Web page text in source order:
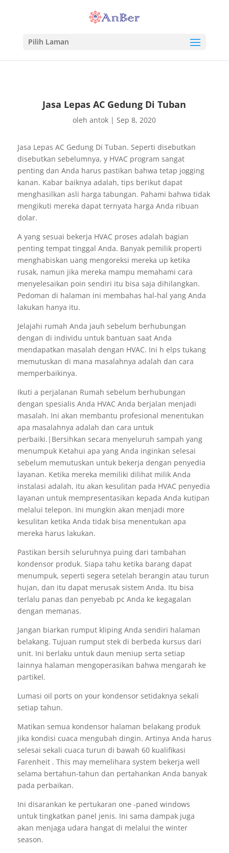
Pilih Laman
Jasa Lepas AC Gedung Di Tuban
olehantok |Sep 8, 2020
Jasa Lepas AC Gedung Di Tuban. Seperti disebutkan
disebutkan sebelumnya, y HVAC program sangat
penting dan Anda harus pastikan bahwa tetap jogging
kanan. Kabar baiknya adalah, tips berikut dapat
menghasilkan asli harga tabungan. Pahami bahwa tidak
mengikuti mereka dapat ternyata harga Anda ribuan
dolar.
A yang sesuai bekerja HVAC proses adalah bagian
penting tempat tinggal Anda. Banyak pemilik properti
menghabiskan uang mengoreksi mereka up ketika
rusak, namun jika mereka mampu memahami cara
menyelesaikan poin sendiri itu bisa saja dihilangkan.
Pedoman di halaman ini membahas hal-hal yang Anda
lakukan hanya itu.
Jelajahi rumah Anda jauh sebelum berhubungan
dengan di individu untuk bantuan saat Anda
mendapatkan masalah dengan HVAC. Ini h elps tukang
memutuskan di mana masalahnya adalah dan cara
memperbaikinya.
Ikuti a perjalanan Rumah sebelum berhubungan
dengan spesialis Anda HVAC Anda berjalan menjadi
masalah. Ini akan membantu profesional menentukan
apa masalahnya adalah dan cara untuk
perbaiki.|Bersihkan secara menyeluruh sampah yang
menumpuk Ketahui apa yang Anda inginkan selesai
sebelum memutuskan untuk bekerja dengan penyedia
layanan. Ketika mereka memiliki dilihat milik Anda
instalasi adalah, itu akan kesulitan pada HVAC penyedia
layanan untuk mempresentasikan kepada Anda kutipan
melalui telepon. Ini mungkin akan menjadi more
kesulitan ketika Anda tidak bisa menentukan apa
mereka harus lakukan.
Pastikan bersih seluruhnya puing dari tambahan
kondensor produk. Siapa tahu ketika barang dapat
menumpuk, seperti segera setelah berangin atau turun
hujan, dan itu dapat merusak sistem Anda. Itu bisa
terlalu panas dan penyebab pc Anda ke kegagalan
dengan memanas.
Jangan biarkan rumput kliping Anda sendiri halaman
belakang. Tujuan rumput stek di berbeda kursus dari
unit. Ini berlaku untuk daun meniup serta setiap
lainnya halaman mengoperasikan bahwa mengarah ke
partikel.
Lumasi oil ports on your kondensor setidaknya sekali
setiap tahun.
Matikan semua kondensor halaman belakang produk
jika kondisi cuaca mengubah dingin. Artinya Anda harus
selesai sekali cuaca turun di bawah 60 kualifikasi
Farenheit . This may memelihara system bekerja well
selama bertahun-tahun dan pertahankan Anda banyak
pada perbaikan.
Ini disarankan ke pertukaran one -paned windows
untuk tingkatkan panel jenis. Ini sama dampak juga
akan menjaga udara hangat di melalui the winter
season.